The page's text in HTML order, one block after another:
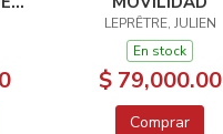
LEPRÊTRE, JULIEN
En stock
$ 79,000.00
Comprar